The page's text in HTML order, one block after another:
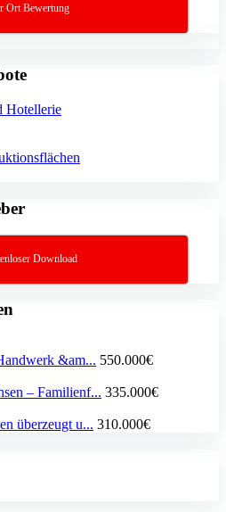
Ort Bewertung
Hotellerie
Download
&am... 550.000€
– Familienf... 335.000€
überzeugt u... 310.000€